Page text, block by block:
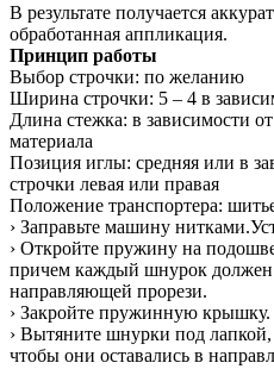
В результате получается
обработанная аппликация.
Принцип работы
Выбор строчки: по желанию
Ширина строчки: 5 – 4 в
Длина стежка: в зависимости
материала
Позиция иглы: средняя или в
строчки левая или правая
Положение транспортера:
› Заправьте машину
› Откройте пружину на
причем каждый шнурок должен
направляющей прорези.
› Закройте пружинную крышку.
› Вытяните шнурки под
чтобы они оставались в